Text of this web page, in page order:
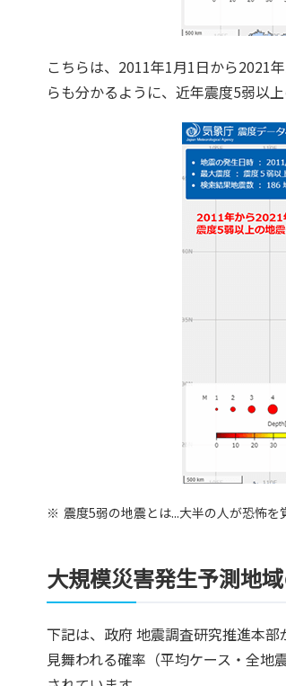
こちらは、2011年1月1日から2021
らも分かるように、近年震度5弱以
※ 震度5弱の地震とは...大半の人が恐怖
大規模災害発生予測地
下記は、政府 地震調査研究推進本
見舞われる確率（平均ケース・全地